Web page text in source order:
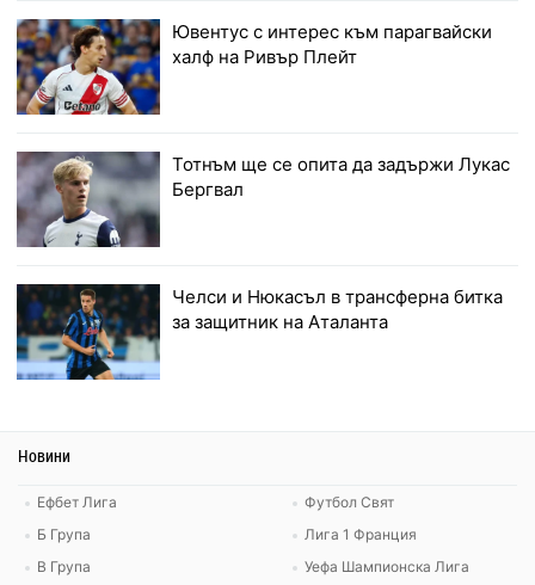
Ювентус с интерес към парагвайски
халф на Ривър Плейт
Тотнъм ще се опита да задържи Лукас
Бергвал
Челси и Нюкасъл в трансферна битка
за защитник на Аталанта
Новини
Ефбет Лига
Б Група
В Група
Футбол Свят
Лига 1 Франция
Уефа Шампионска Лига